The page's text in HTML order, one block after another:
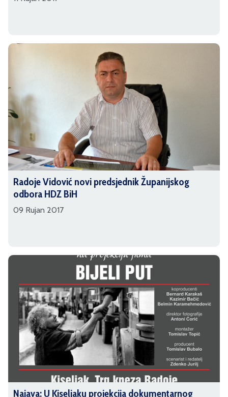
Radoje Vidović novi predsjednik Županijskog
odbora HDZ BiH
09 Rujan 2017
Najava: U Kiseljaku projekcija dokumentarnog